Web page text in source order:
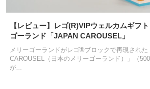
【レビュー】レゴ(R)VIPウェルカムギフ
ゴーランド「JAPAN CAROUSEL」
メリーゴーランドがレゴ®ブロックで再現された
CAROUSEL（日本のメリーゴーランド）」（
が...